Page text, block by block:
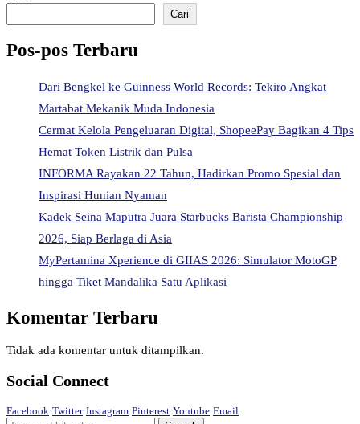
Cari
Pos-pos Terbaru
Dari Bengkel ke Guinness World Records: Tekiro Angkat
Martabat Mekanik Muda Indonesia
Cermat Kelola Pengeluaran Digital, ShopeePay Bagikan 4 Tips
Hemat Token Listrik dan Pulsa
INFORMA Rayakan 22 Tahun, Hadirkan Promo Spesial dan
Inspirasi Hunian Nyaman
Kadek Seina Maputra Juara Starbucks Barista Championship
2026, Siap Berlaga di Asia
MyPertamina Xperience di GIIAS 2026: Simulator MotoGP
hingga Tiket Mandalika Satu Aplikasi
Komentar Terbaru
Tidak ada komentar untuk ditampilkan.
Social Connect
Facebook Twitter Instagram Pinterest Youtube Email